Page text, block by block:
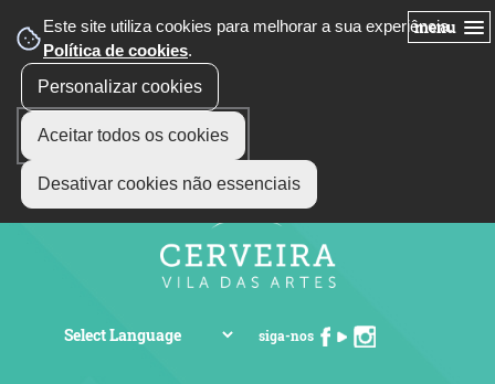
Este site utiliza cookies para melhorar a sua experiência.
Política de cookies.
Personalizar cookies
Aceitar todos os cookies
Desativar cookies não essenciais
menu
siga-nos